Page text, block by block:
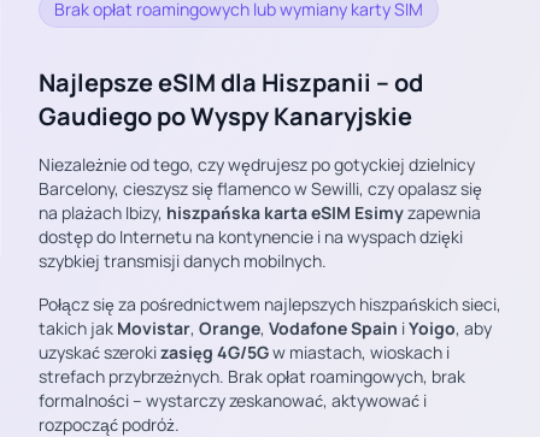
Brak opłat roamingowych lub wymiany karty SIM
Najlepsze eSIM dla Hiszpanii – od
Gaudiego po Wyspy Kanaryjskie
Niezależnie od tego, czy wędrujesz po gotyckiej dzielnicy
Barcelony, cieszysz się flamenco w Sewilli, czy opalasz się
na plażach Ibizy, hiszpańska karta eSIM Esimyzapewnia
dostęp do Internetu na kontynencie i na wyspach dzięki
szybkiej transmisji danych mobilnych.
Połącz się za pośrednictwem najlepszych hiszpańskich sieci,
takich jak Movistar, Orange, Vodafone Spain iYoigo, aby
uzyskać szerokizasięg 4G/5Gw miastach, wioskach i
strefach przybrzeżnych. Brak opłat roamingowych, brak
formalności – wystarczy zeskanować, aktywować i
rozpocząć podróż.